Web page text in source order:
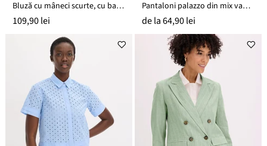
Bluză cu mâneci scurte, cu bandă de nasturi acoperită
109,90 lei
Pantaloni palazzo din mix vaporos cu in
de la64,90 lei